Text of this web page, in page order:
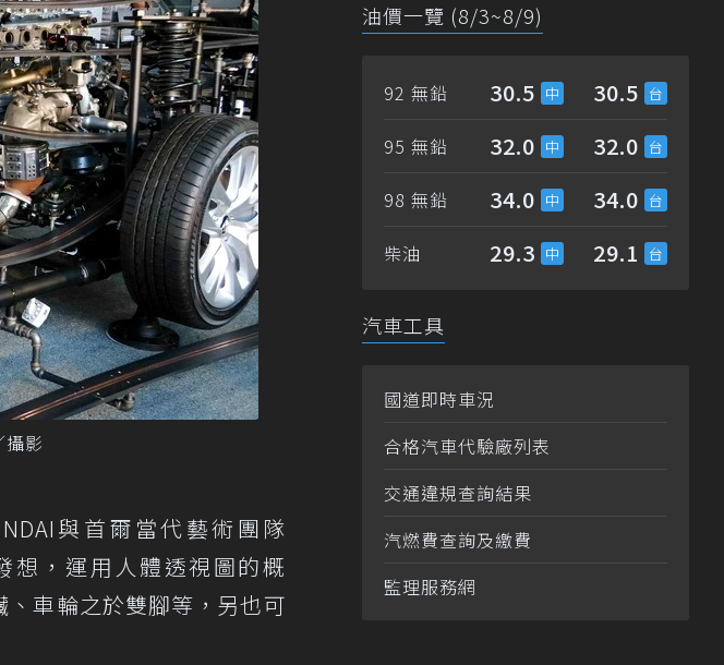
影
與首爾當代藝術團隊
想，運用人體透視圖的概
、車輪之於雙腳等，另也可
油價一覽 (8/3~8/9)
92 無鉛 30.5 30.5
95 無鉛 32.0 32.0
98 無鉛 34.0 34.0
柴油 29.3 29.1
汽車工具
國道即時車況
合格汽車代驗廠列表
交通違規查詢結果
汽燃費查詢及繳費
監理服務網